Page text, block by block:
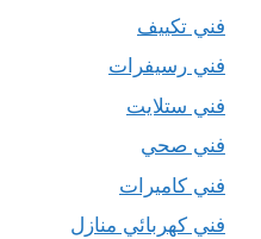
فني تكييف
فني رسيفرات
فني ستلايت
فني صحي
فني كاميرات
فني كهربائي منازل